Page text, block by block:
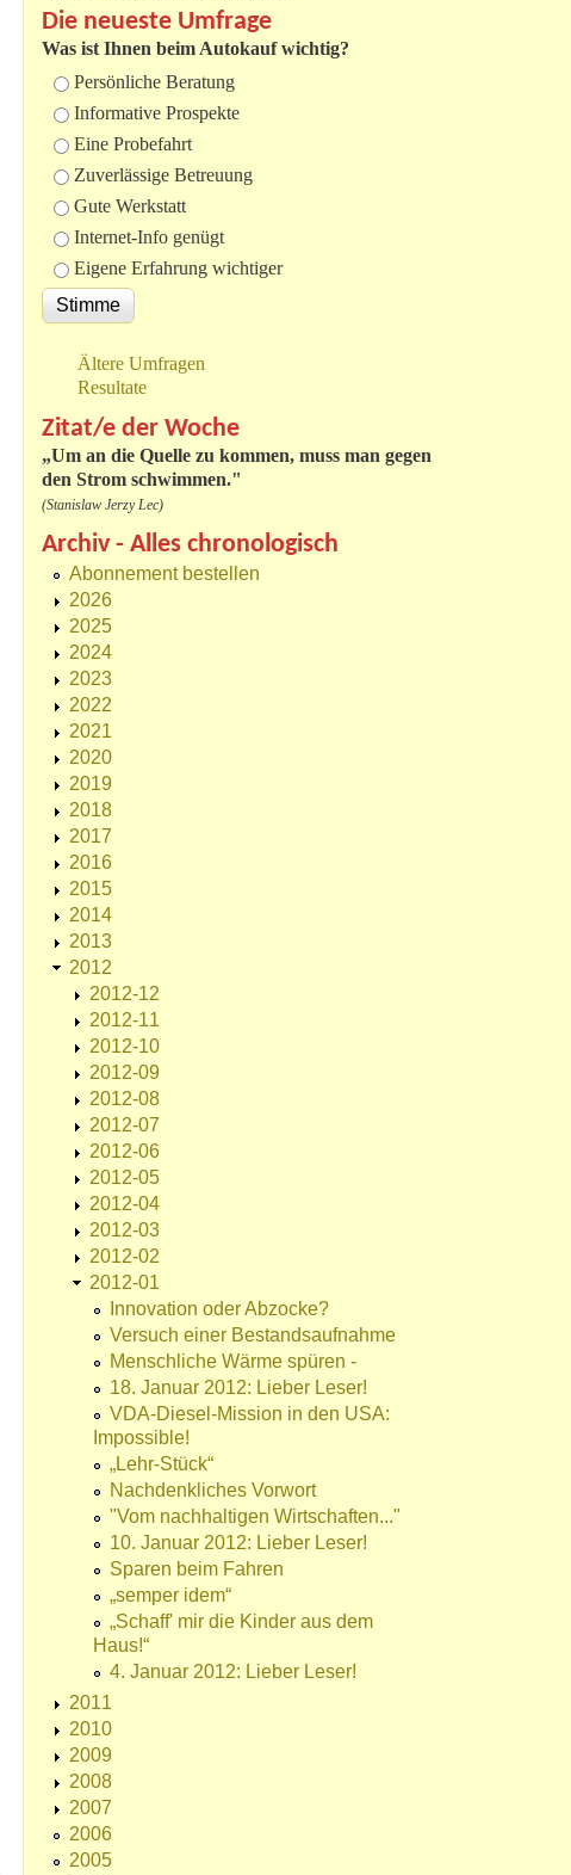
Die neueste Umfrage
Was ist Ihnen beim Autokauf wichtig?
Auswahlmöglichkeiten
Persönliche Beratung
Informative Prospekte
Eine Probefahrt
Zuverlässige Betreuung
Gute Werkstatt
Internet-Info genügt
Eigene Erfahrung wichtiger
Ältere Umfragen
Resultate
Zitat/e der Woche
„Um an die Quelle zu kommen, muss man gegen
den Strom schwimmen."
(Stanislaw Jerzy Lec)
Archiv - Alles chronologisch
Abonnement bestellen
2026
2025
2024
2023
2022
2021
2020
2019
2018
2017
2016
2015
2014
2013
2012
2012-12
2012-11
2012-10
2012-09
2012-08
2012-07
2012-06
2012-05
2012-04
2012-03
2012-02
2012-01
Innovation oder Abzocke?
Versuch einer Bestandsaufnahme
Menschliche Wärme spüren -
18. Januar 2012: Lieber Leser!
VDA-Diesel-Mission in den USA:
Impossible!
„Lehr-Stück“
Nachdenkliches Vorwort
"Vom nachhaltigen Wirtschaften..."
10. Januar 2012: Lieber Leser!
Sparen beim Fahren
„semper idem“
„Schaff' mir die Kinder aus dem
Haus!“
4. Januar 2012: Lieber Leser!
2011
2010
2009
2008
2007
2006
2005